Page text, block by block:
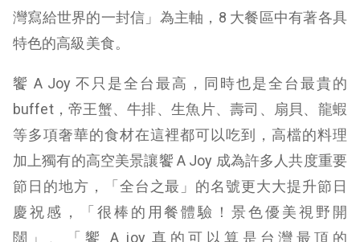
灣寫給世界的一封信」為主軸，8 大餐區中有著各具
特色的高級美食。
饗 A Joy 不只是全台最高，同時也是全台最貴的
buffet，帝王蟹、牛排、生魚片、壽司、扇貝、龍蝦
等多項奢華的食材在這裡都可以吃到，高檔的料理
加上獨有的高空美景讓饗 A Joy 成為許多人共度重要
節日的地方，「全台之最」的名號更大大提升節日
慶祝感，「很棒的用餐體驗！景色優美視野開
闊」、「饗 A joy 真的可以算是台灣最頂的